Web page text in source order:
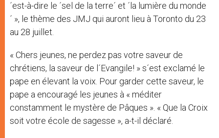
´est-à-dire le ´sel de la terre´ et ´la lumière du monde
´ », le thème des JMJ qui auront lieu à Toronto du 23
au 28 juillet.
« Chers jeunes, ne perdez pas votre saveur de
chrétiens, la saveur de l´Evangile! » s´est exclamé le
pape en élevant la voix. Pour garder cette saveur, le
pape a encouragé les jeunes à « méditer
constamment le mystère de Pâques ». « Que la Croix
soit votre école de sagesse », a-t-il déclaré.